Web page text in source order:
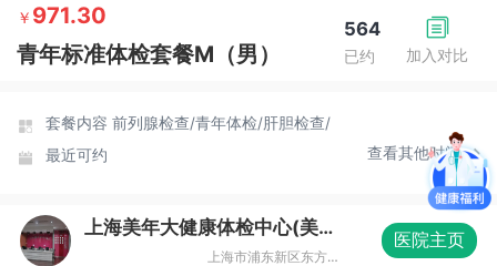
加入对比
564
已约
￥ 971.30
青年标准体检套餐M（男）
套餐内容 前列腺检查/青年体检/肝胆检查/
最近可约
查看其他时间
上海美年大健康体检中心(美东分院)
上海市浦东新区东方路836号齐鲁大厦3楼整层
医院主页